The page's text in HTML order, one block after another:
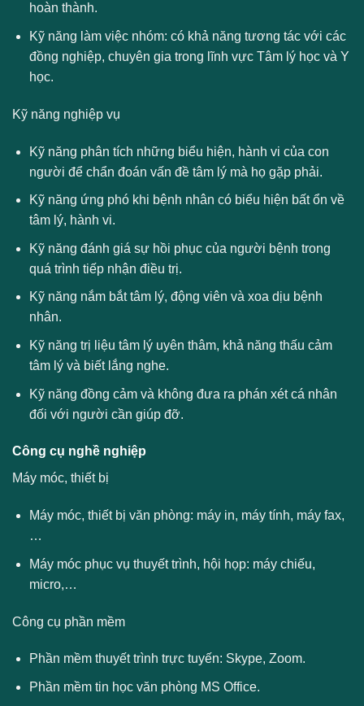
hoàn thành.
Kỹ năng làm việc nhóm: có khả năng tương tác với các
đồng nghiệp, chuyên gia trong lĩnh vực Tâm lý học và Y
học.
Kỹ năng nghiệp vụ
Kỹ năng phân tích những biểu hiện, hành vi của con
người để chẩn đoán vấn đề tâm lý mà họ gặp phải.
Kỹ năng ứng phó khi bệnh nhân có biểu hiện bất ổn về
tâm lý, hành vi.
Kỹ năng đánh giá sự hồi phục của người bệnh trong
quá trình tiếp nhận điều trị.
Kỹ năng nắm bắt tâm lý, động viên và xoa dịu bệnh
nhân.
Kỹ năng trị liệu tâm lý uyên thâm, khả năng thấu cảm
tâm lý và biết lắng nghe.
Kỹ năng đồng cảm và không đưa ra phán xét cá nhân
đối với người cần giúp đỡ.
Công cụ nghề nghiệp
Máy móc, thiết bị
Máy móc, thiết bị văn phòng: máy in, máy tính, máy fax,
…
Máy móc phục vụ thuyết trình, hội họp: máy chiếu,
micro,…
Công cụ phần mềm
Phần mềm thuyết trình trực tuyến: Skype, Zoom.
Phần mềm tin học văn phòng MS Office.